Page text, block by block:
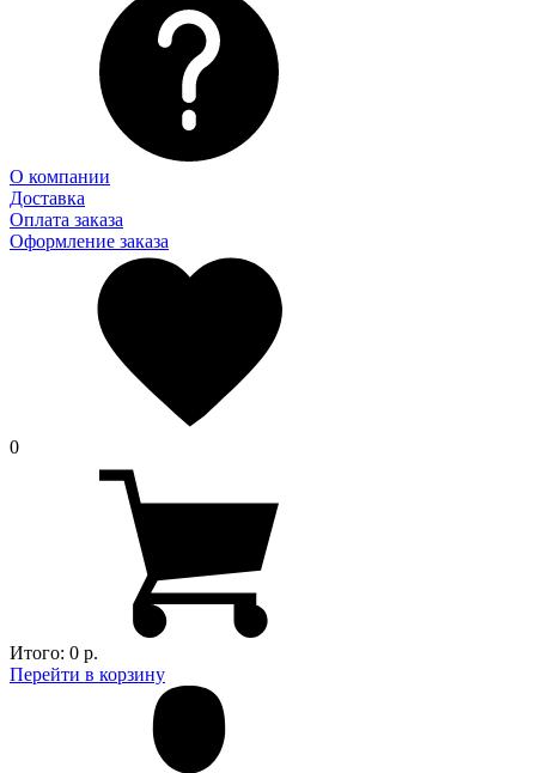
О компании
Доставка
Оплата заказа
Оформление заказа
0
Итого: 0 р.
Перейти в корзину